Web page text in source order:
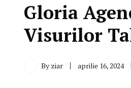
Gloria
Visurilor
By ziar aprilie 16, 2024